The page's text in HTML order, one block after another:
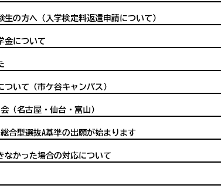
の方へ（入学検定料返還申請について）
金について
いて（市ケ谷キャンパス）
（名古屋・仙台・富山）
合型選抜A基準の出願が始まります
なかった場合の対応について